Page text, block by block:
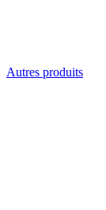
Autres produits